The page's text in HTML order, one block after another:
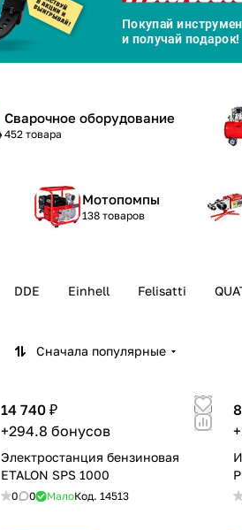
Сварочное оборудование
452 товара
Мотопомпы
138 товаров
DDE Einhell Felisatti
Сначала популярные
14 740 ₽
+294.8 бонусов
Электростанция бензиновая
ETALON SPS 1000
0 0 МалоКод. 14513
График
25%
Получайте
с вашей